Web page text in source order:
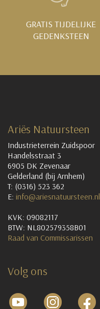
GRATIS TIJDELIJKE
GEDENKSTEEN
Ariës Natuursteen
Industrieterrein Zuidspoor
Handelsstraat 3
6905 DK Zevenaar
Gelderland (bij Arnhem)
T: (0316) 523 362
E: info@ariesnatuursteen.nl
KVK: 09082117
BTW: NL802579358B01
Raad van Commissarissen
Volg ons